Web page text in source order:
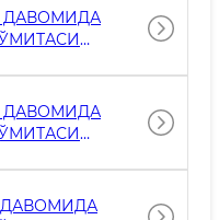
ВА
ХАРИДЛАРИ
ДАВОМИДА
БУЮМЛАР
АМАЛГА
ДАВОМИДА
ҚИЛИШ ВА
ДАВОМИДА